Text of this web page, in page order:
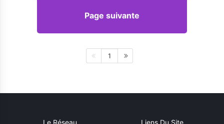
Page suivante
1
Le Réseau Liens Du Site